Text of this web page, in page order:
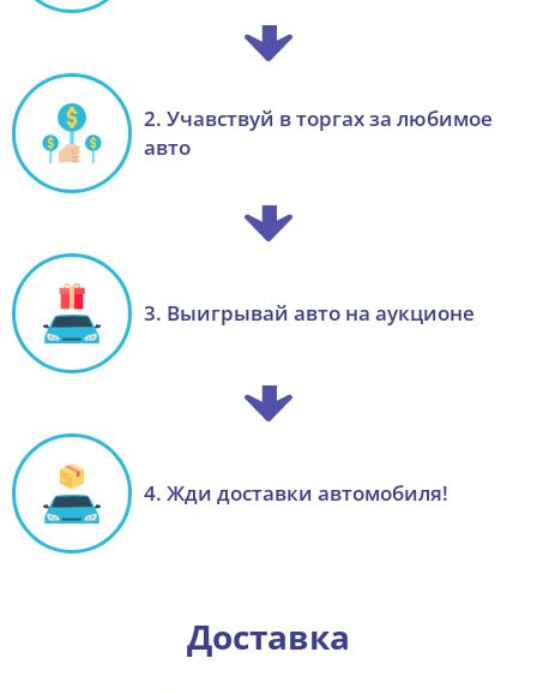
2. Учавствуй в торгах за любимое
авто
3. Выигрывай авто на аукционе
4. Жди доставки автомобиля!
Доставка